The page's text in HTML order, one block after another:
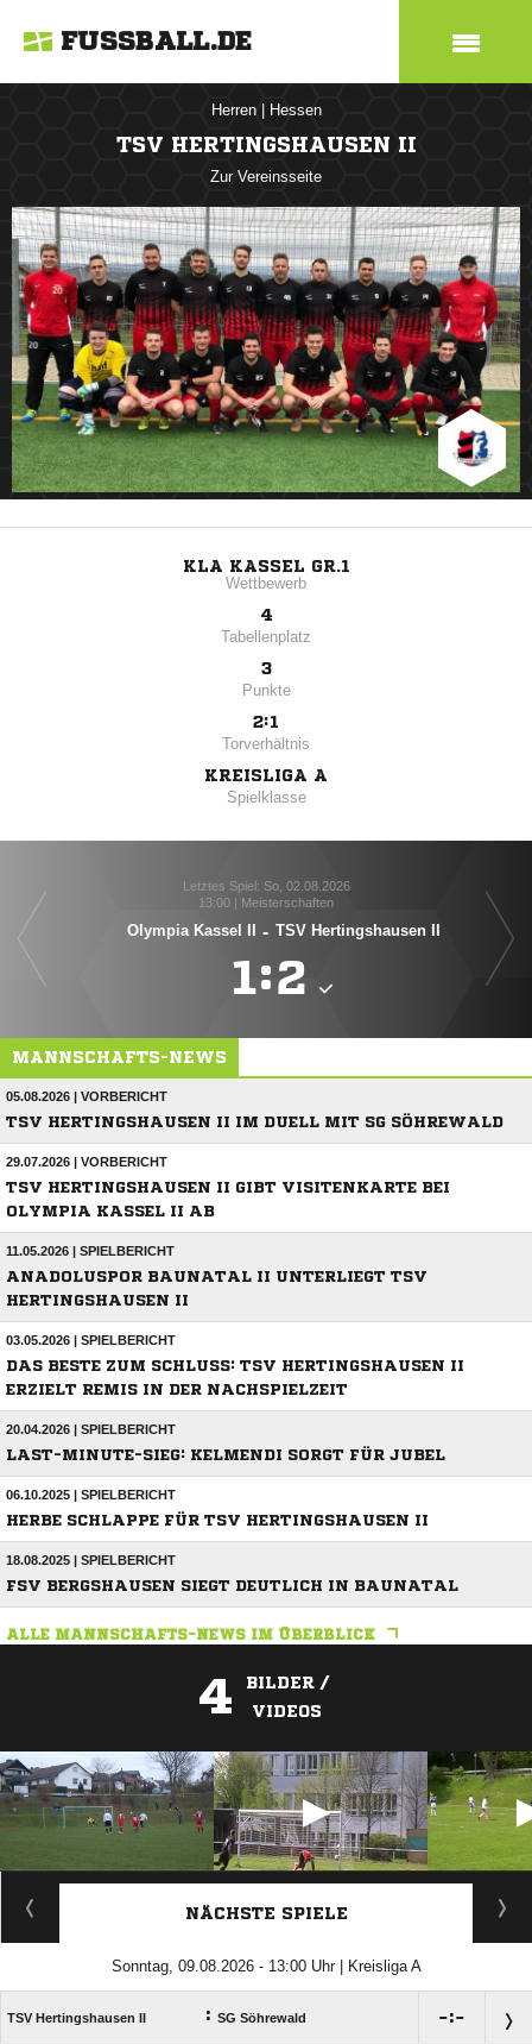
FUSSBALL.DE
Herren Hessen
TSV HERTINGSHAUSEN II
Zur Vereinsseite
KLA KASSEL GR.1
Wettbewerb
4
Tabellenplatz
3
Punkte
2:1
Torverhältnis
KREISLIGA A
Spielklasse
Letztes Spiel: So, 02.08.2026
13:00 | Meisterschaften
Olympia Kassel II - TSV Hertingshausen II
:
MANNSCHAFTS-NEWS
05.08.2026 | VORBERICHT
TSV HERTINGSHAUSEN II IM DUELL MIT SG SÖHREWALD
29.07.2026 | VORBERICHT
TSV HERTINGSHAUSEN II GIBT VISITENKARTE BEI
OLYMPIA KASSEL II AB
11.05.2026 | SPIELBERICHT
ANADOLUSPOR BAUNATAL II UNTERLIEGT TSV
HERTINGSHAUSEN II
03.05.2026 | SPIELBERICHT
DAS BESTE ZUM SCHLUSS: TSV HERTINGSHAUSEN II
ERZIELT REMIS IN DER NACHSPIELZEIT
20.04.2026 | SPIELBERICHT
LAST-MINUTE-SIEG: KELMENDI SORGT FÜR JUBEL
06.10.2025 | SPIELBERICHT
HERBE SCHLAPPE FÜR TSV HERTINGSHAUSEN II
18.08.2025 | SPIELBERICHT
FSV BERGSHAUSEN SIEGT DEUTLICH IN BAUNATAL
ALLE MANNSCHAFTS-NEWS IM ÜBERBLICK
4
BILDER /
VIDEOS
ANZEIGE
NÄCHSTE SPIELE
Sonntag, 09.08.2026 - 13:00 Uhr | Kreisliga A
TSV Hertingshausen II : SG Söhrewald :